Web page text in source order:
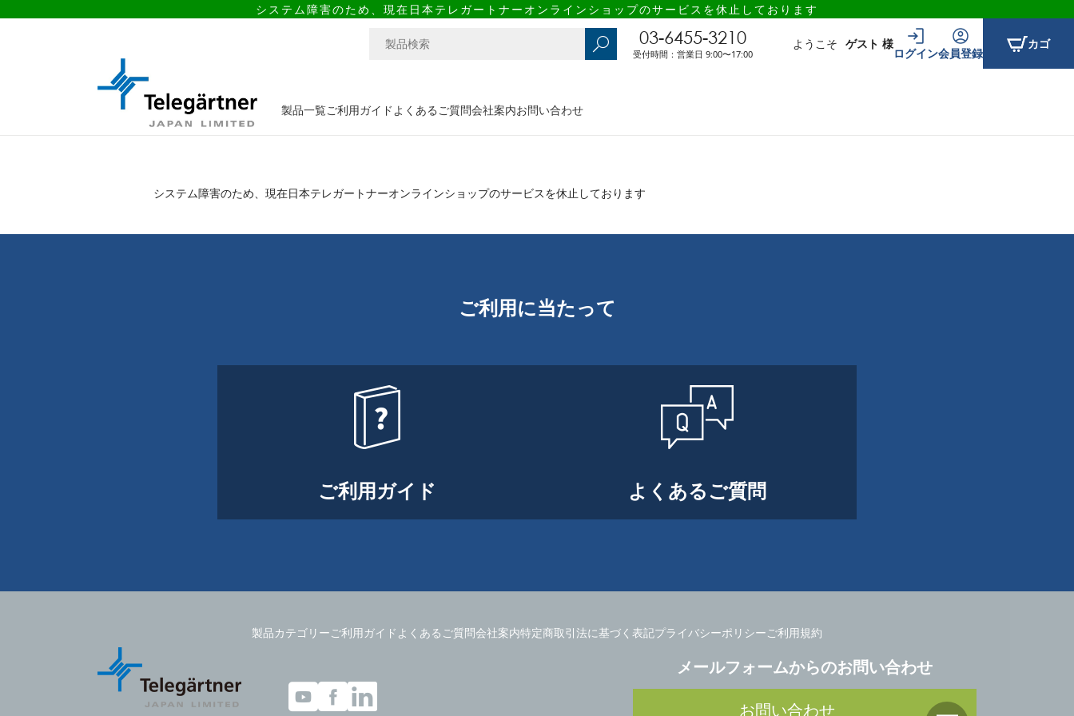
システム障害のため、現在日本テレガートナーオンラインショップのサービスを休止しております
03-6455-3210
受付時間：営業日 9:00〜17:00
ようこそ ゲスト 様
ログイン会員登録
カゴ
製品一覧ご利用ガイドよくあるご質問会社案内お問い合わせ
システム障害のため、現在日本テレガートナーオンラインショップのサービスを休止しております
ご利用に当たって
ご利用ガイド よくあるご質問
製品カテゴリーご利用ガイド よくあるご質問会社案内特定商取引法に基づく表記プライバシーポリシーご利用規約
メールフォームからのお問い合わせ
お問い合わせ